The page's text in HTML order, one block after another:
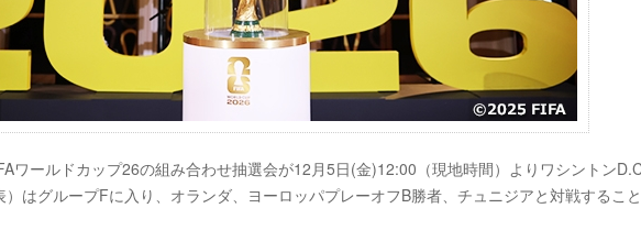
ワールドカップ26の組み合わせ抽選会が12月5日(金)12:00（現地時間）よりワシントン
はグループFに入り、オランダ、ヨーロッパプレーオフB勝者、チュニジアと対戦するこ